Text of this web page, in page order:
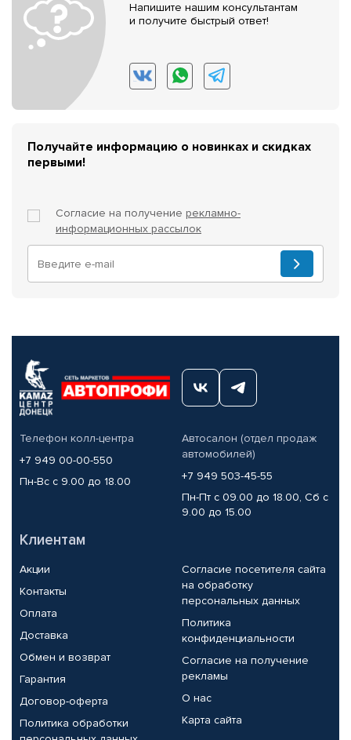
Напишите нашим консультантам
и получите быстрый ответ!
Получайте информацию о новинках и скидках
первыми!
Согласие на получение рекламно-
информационных рассылок
Телефон колл-центра
+7 949 00-00-550
Пн-Вс с 9.00 до 18.00
Автосалон (отдел продаж
автомобилей)
+7 949 503-45-55
Пн-Пт с 09.00 до 18.00, Сб с
9.00 до 15.00
Клиентам
Акции
Контакты
Оплата
Доставка
Обмен и возврат
Гарантия
Договор-оферта
Политика обработки
Согласие посетителя сайта
на обработку
персональных данных
Политика
конфиденциальности
Согласие на получение
рекламы
О нас
Карта сайта